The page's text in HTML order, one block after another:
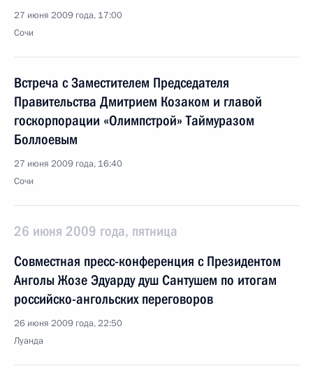
27 июня 2009 года, 17:00
Сочи
Встреча с Заместителем Председателя
Правительства Дмитрием Козаком и главой
госкорпорации «Олимпстрой» Таймуразом
Боллоевым
27 июня 2009 года, 16:40
Сочи
26 июня 2009 года, пятница
Совместная пресс-конференция с Президентом
Анголы Жозе Эдуарду душ Сантушем по итогам
российско-ангольских переговоров
26 июня 2009 года, 22:50
Луанда